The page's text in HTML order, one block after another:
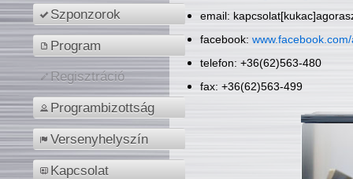
Szponzorok
Program
Regisztráció
Programbizottság
Versenyhelyszín
Kapcsolat
email:
facebook:
telefon: +36(62)563-480
fax: +36(62)563-499